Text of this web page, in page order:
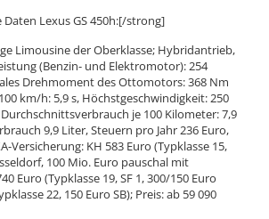
Lexus GS 450h:[/strong]
Limousine der Oberklasse; Hybridantrieb,
(Benzin- und Elektromotor): 254
Drehmoment des Ottomotors: 368 Nm
km/h: 5,9 s, Höchstgeschwindigkeit: 250
je 100 Kilometer: 7,9
9,9 Liter, Steuern pro Jahr 236 Euro,
Versicherung: KH 583 Euro (Typklasse 15,
100 Mio. Euro pauschal mit
Euro (Typklasse 19, SF 1, 300/150 Euro
22, 150 Euro SB); Preis: ab 59 090